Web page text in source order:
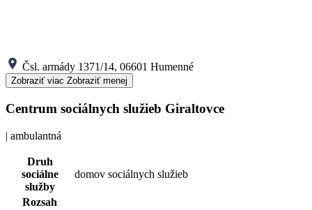
Čsl. armády 1371/14, 06601 Humenné
Zobraziť viac Zobraziť menej
Centrum sociálnych služieb Giraltovce
| ambulantná
Druh
sociálne
služby
domov sociálnych služieb
Rozsah